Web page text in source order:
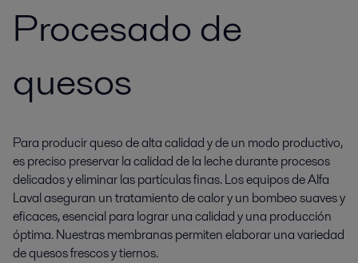
Procesado de
quesos
Para producir queso de alta calidad y de un modo productivo,
es preciso preservar la calidad de la leche durante procesos
delicados y eliminar las partículas finas. Los equipos de Alfa
Laval aseguran un tratamiento de calor y un bombeo suaves y
eficaces, esencial para lograr una calidad y una producción
óptima. Nuestras membranas permiten elaborar una variedad
de quesos frescos y tiernos.